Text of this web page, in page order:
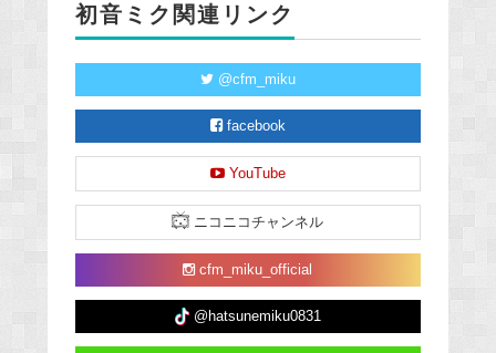
初音ミク関連リンク
@cfm_miku
facebook
YouTube
ニコニコチャンネル
cfm_miku_official
@hatsunemiku0831